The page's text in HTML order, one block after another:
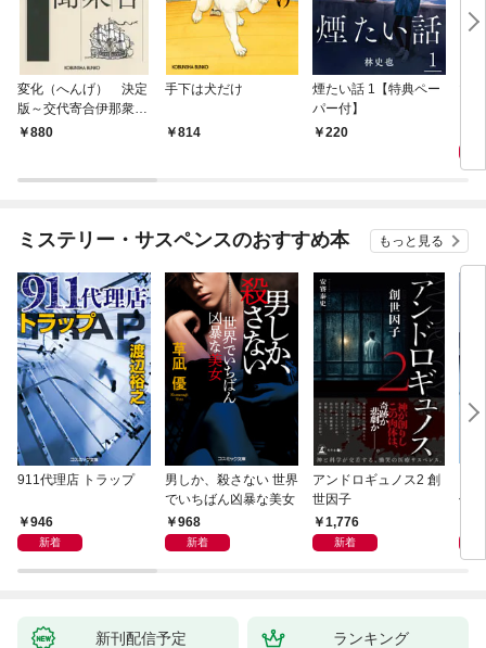
変化（へんげ） 決定
版～交代寄合伊那衆異
聞（1）～
880
手下は犬だけ
814
煙たい話 1【特典ペー
パー付】
220
ミステリー・サスペンスのおすすめ本 もっと見る
911代理店 トラップ
946
新着
男しか、殺さない 世界
でいちばん凶暴な美女
968
新着
アンドロギュノス2 創
世因子
1,776
新着
件
新刊配信予定 ランキング